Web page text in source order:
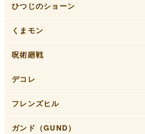
ひつじのショーン
くまモン
呪術廻戦
デコレ
フレンズヒル
ガンド（GUND）